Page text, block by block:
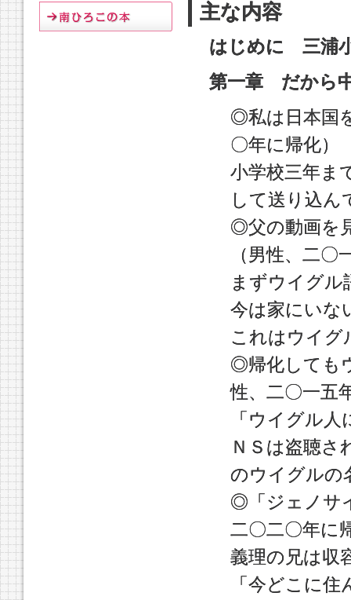
主な内容
はじめに 三浦
第一章 だから
◎私は日本国
〇年に帰化）
小学校三年ま
して送り込ん
◎父の動画を
（男性、二〇
まずウイグル
今は家にいな
これはウイグ
◎帰化しても
性、二〇一五
「ウイグル
ＮＳは盗聴さ
のウイグルの
◎「ジェノサ
二〇二〇年に
義理の兄は収
「今どこに